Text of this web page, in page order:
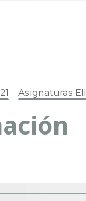
Asignaturas EII